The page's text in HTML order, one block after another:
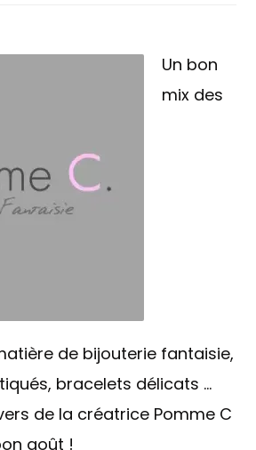
Un bon
mix des
de bijouterie fantaisie,
bracelets délicats …
de la créatrice Pomme C
goût !